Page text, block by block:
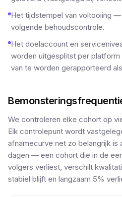
Het tijdstempel van voltooiing
volgende behoudscontrole.
Het doelaccount en
worden uitgesplitst per
van te worden gerapporteerd
We controleren elke cohort op
Elk controlepunt wordt
afnamecurve net zo belangrijk is
dagen — een cohort die in de
volgers verliest, verschilt
stabiel blijft en langzaam 5%